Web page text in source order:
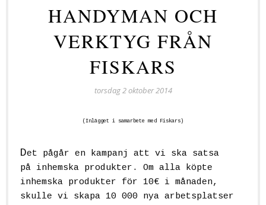
HANDYMAN OCH
VERKTYG FRÅN
FISKARS
torsdag 2 oktober 2014
(Inlägget i samarbete med Fiskars)
Det pågår en kampanj att vi ska satsa
på inhemska produkter. Om alla köpte
inhemska produkter för 10€ i månaden,
skulle vi skapa 10 000 nya arbetsplatser